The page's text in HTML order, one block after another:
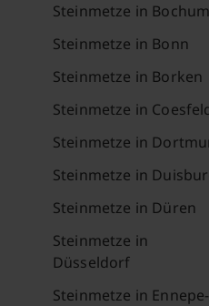
Steinmetze in Bochum
Steinmetze in Bonn
Steinmetze in Borken
Steinmetze in
Steinmetze in
Steinmetze in
Steinmetze in Düren
Steinmetze in
Düsseldorf
Steinmetze in